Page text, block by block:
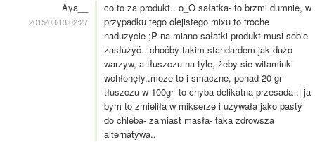
Aya__
2015/03/13 02:27
co to za produkt.. o_O sałatka- to brzmi dumnie, w
przypadku tego olejistego mixu to troche
naduzycie ;P na miano sałatki produkt musi sobie
zasłużyć.. choćby takim standardem jak dużo
warzyw, a tłuszczu na tyle, żeby sie witaminki
wchłonęły..moze to i smaczne, ponad 20 gr
tłuszczu w 100gr- to chyba delikatna przesada :| ja
bym to zmieliła w mikserze i uzywała jako pasty
do chleba- zamiast masła- taka zdrowsza
alternatywa..